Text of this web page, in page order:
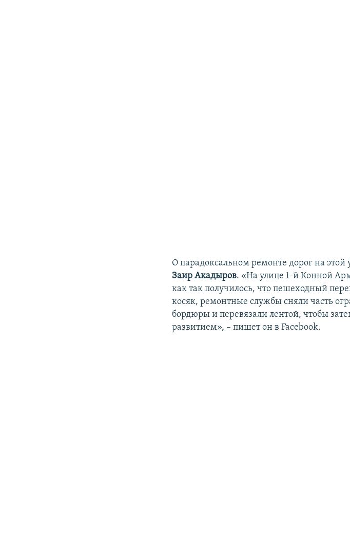
О парадоксальном ремонте дорог на
Заир Акадыров. «На улице 1-й Конной
как так получилось, что пешеходный
косяк, ремонтные службы сняли часть
бордюры и перевязали лентой, чтобы
развитием», – пишет он в Facebook.